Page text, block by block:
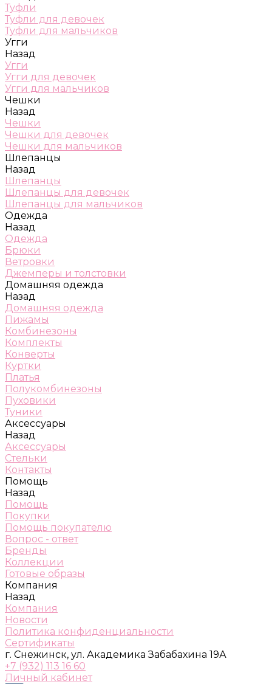
Туфли
Туфли для девочек
Туфли для мальчиков
Угги
Назад
Угги
Угги для девочек
Угги для мальчиков
Чешки
Назад
Чешки
Чешки для девочек
Чешки для мальчиков
Шлепанцы
Назад
Шлепанцы
Шлепанцы для девочек
Шлепанцы для мальчиков
Одежда
Назад
Одежда
Брюки
Ветровки
Джемперы и толстовки
Домашняя одежда
Назад
Домашняя одежда
Пижамы
Комбинезоны
Комплекты
Конверты
Куртки
Платья
Полукомбинезоны
Пуховики
Туники
Аксессуары
Назад
Аксессуары
Стельки
Контакты
Помощь
Назад
Помощь
Покупки
Помощь покупателю
Вопрос - ответ
Бренды
Коллекции
Готовые образы
Компания
Назад
Компания
Новости
Политика конфиденциальности
Сертификаты
г. Снежинск, ул. Академика Забабахина 19А
+7 (932) 113 16 60
Личный кабинет